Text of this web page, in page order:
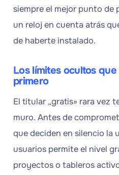
siempre el mejor punto de
un reloj en cuenta atrás
de haberte instalado.
Los límites ocultos
primero
El titular „gratis» rara vez
muro. Antes de
que deciden en silencio la
usuarios permite el nivel
proyectos o tableros